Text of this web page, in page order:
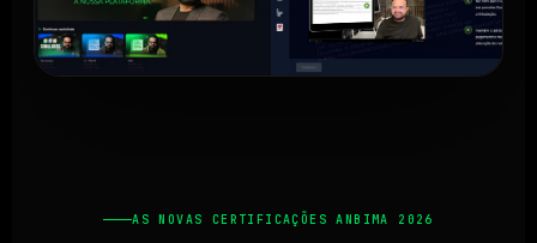
AS NOVAS CERTIFICAÇÕES ANBIMA 2026